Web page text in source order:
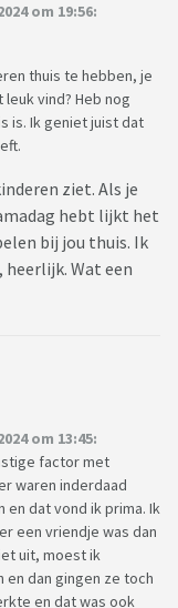
om 19:56:
thuis te hebben, je
vind? Heb nog
is. Ik geniet juist dat
ziet. Als je
hebt lijkt het
bij jou thuis. Ik
Wat een
om 13:45:
factor met
waren inderdaad
en dat vond ik prima. Ik
een vriendje was dan
uit, moest ik
dan gingen ze toch
en dat was ook